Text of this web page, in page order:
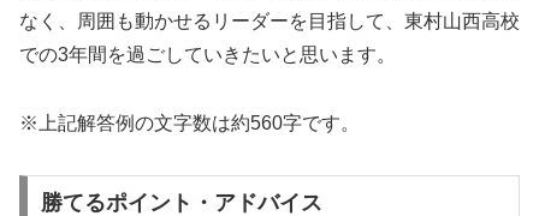
なく、周囲も動かせるリーダーを目指して、東村山西高校
での3年間を過ごしていきたいと思います。
※上記解答例の文字数は約560字です。
勝てるポイント・アドバイス